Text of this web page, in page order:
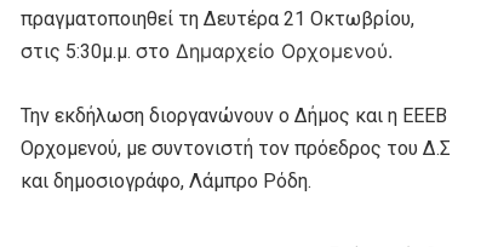
πραγματοποιηθεί τη Δευτέρα 21 Οκτωβρίου,
στις 5:30μ.μ. στο Δημαρχείο Ορχομενού.
Την εκδήλωση διοργανώνουν ο Δήμος και η ΕΕΕΒ
Ορχομενού, με συντονιστή τον πρόεδρος του Δ.Σ
και δημοσιογράφο, Λάμπρο Ρόδη.